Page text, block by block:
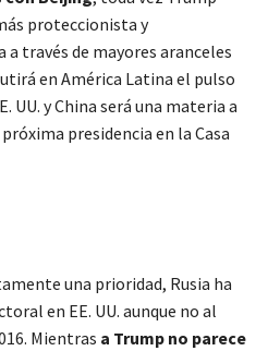
proteccionista y
través de mayores aranceles
en América Latina el pulso
y China será una materia a
presidencia en la Casa
una prioridad, Rusia ha
en EE. UU. aunque no al
Mientras a Trump no parece